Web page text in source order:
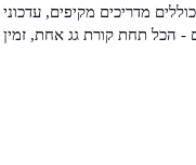
מדריכים מקיפים,
- הכל תחת קורת גג אחת, זמין